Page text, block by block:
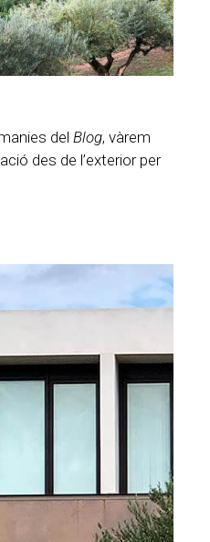
del Blog, vàrem
des de l’exterior per